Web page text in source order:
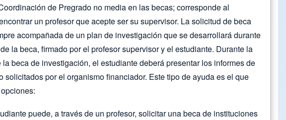
de Pregrado no media en las becas; corresponde al
un profesor que acepte ser su supervisor. La solicitud de beca
acompañada de un plan de investigación que se desarrollará durante
la beca, firmado por el profesor supervisor y el estudiante. Durante la
beca de investigación, el estudiante deberá presentar los informes de
solicitados por el organismo financiador. Este tipo de ayuda es el que
puede, a través de un profesor, solicitar una beca de instituciones